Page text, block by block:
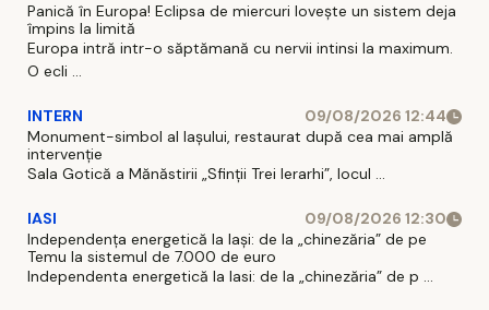
Panică în Europa! Eclipsa de miercuri lovește un sistem deja
împins la limită
Europa intră intr-o săptămană cu nervii intinsi la maximum.
O ecli ...
INTERN
09/08/2026 12:44
Monument-simbol al Iaşului, restaurat după cea mai amplă
intervenţie
Sala Gotică a Mănăstirii „Sfinţii Trei Ierarhi”, locul ...
IASI
09/08/2026 12:30
Independența energetică la Iași: de la „chinezăria” de pe
Temu la sistemul de 7.000 de euro
Independenta energetică la Iasi: de la „chinezăria” de p ...